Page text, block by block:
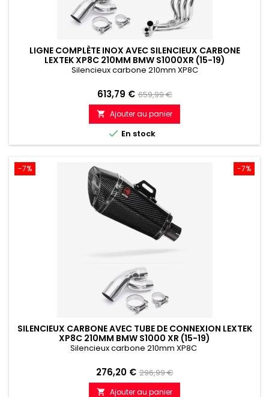
LIGNE COMPLÈTE INOX AVEC SILENCIEUX CARBONE
LEXTEK XP8C 210MM BMW S1000XR (15-19)
Silencieux carbone 210mm XP8C
Prix
613,79 € Prix
de
référence
659,99 €
 Ajouter au panier
 En stock
-7%
-7%
SILENCIEUX CARBONE AVEC TUBE DE CONNEXION LEXTEK
XP8C 210MM BMW S1000 XR (15-19)
Silencieux carbone 210mm XP8C
Prix
276,20 € Prix
de
296,99 €
 Ajouter au panier